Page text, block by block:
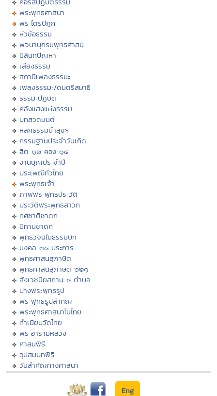
พระพุทธศาสนา
พระไตรปิฏก
หัวข้อธรรม
พจนานุกรมพุทธศาสน์
มิลินทปัญหา
เสียงธรรม
สถานีเพลงธรรมะ
เพลงธรรมะ/ดนตรีสมาธิ
ธรรมะปฏิบัติ
คลังแสงแห่งธรรม
บทสวดมนต์
หลักธรรมนำสุขฯ
กรรมฐานประจำวันเกิด
ฮีต ๑๒ คอง ๑๔
งานบุญประจำปี
ประเพณีทั่วไทย
พระพุทธเจ้า
ภาพพระพุทธประวัติ
ประวัติพระพุทธสาวก
ทศชาติชาดก
นิทานชาดก
พุทธวจนในธรรมบท
มงคล ๓๘ ประการ
พุทธศาสนสุภาษิต
พุทธศาสนสุภาษิต ๖๒๑
สังเวชนียสถาน ๔ ตำบล
ปางพระพุทธรูป
พระพุทธรูปสำคัญ
พระพุทธศาสนาในไทย
ทำเนียบวัดไทย
พระอารามหลวง
ศาสนพิธี
อุปสมบทพิธี
วันสำคัญทางศาสนา
Eng